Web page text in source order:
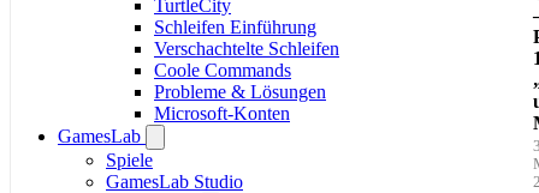
TurtleCity
Schleifen Einführung
Verschachtelte Schleifen
Coole Commands
Probleme & Lösungen
Microsoft-Konten
GamesLab
Spiele
GamesLab Studio